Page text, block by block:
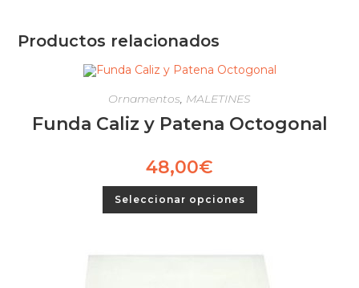
Productos relacionados
Ornamentos, MALETINES
Funda Caliz y Patena Octogonal
48,00€
Seleccionar opciones